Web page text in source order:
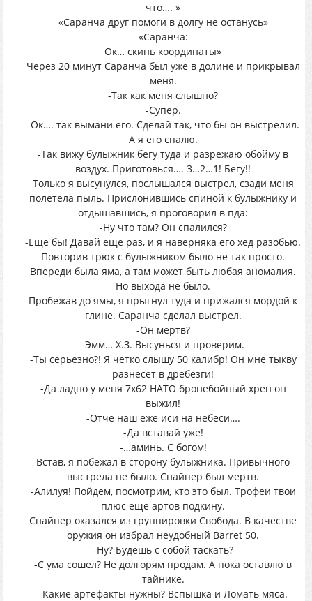
что…. »
«Саранча друг помоги в долгу не останусь»
«Саранча:
Ок… скинь координаты»
Через 20 минут Саранча был уже в долине и прикрывал
меня.
-Так как меня слышно?
-Супер.
-Ок…. так вымани его. Сделай так, что бы он выстрелил.
А я его спалю.
-Так вижу булыжник бегу туда и разрежаю обойму в
воздух. Приготовься…. 3…2…1! Бегу!!
Только я высунулся, послышался выстрел, сзади меня
полетела пыль. Прислонившись спиной к булыжнику и
отдышавшись, я проговорил в пда:
-Ну что там? Он спалился?
-Еще бы! Давай еще раз, и я наверняка его хед разобью.
Повторив трюк с булыжником было не так просто.
Впереди была яма, а там может быть любая аномалия.
Но выхода не было.
Пробежав до ямы, я прыгнул туда и прижался мордой к
глине. Саранча сделал выстрел.
-Он мертв?
-Эмм… Х.З. Высунься и проверим.
-Ты серьезно?! Я четко слышу 50 калибр! Он мне тыкву
разнесет в дребезги!
-Да ладно у меня 7х62 НАТО бронебойный хрен он
выжил!
-Отче наш еже иси на небеси….
-Да вставай уже!
-…аминь. С богом!
Встав, я побежал в сторону булыжника. Привычного
выстрела не было. Снайпер был мертв.
-Алилуя! Пойдем, посмотрим, кто это был. Трофеи твои
плюс еще артов подкину.
Снайпер оказался из группировки Свобода. В качестве
оружия он избрал неудобный Barret 50.
-Ну? Будешь с собой таскать?
-С ума сошел? Не долгорям продам. А пока оставлю в
тайнике.
-Какие артефакты нужны? Вспышка и Ломать мяса.